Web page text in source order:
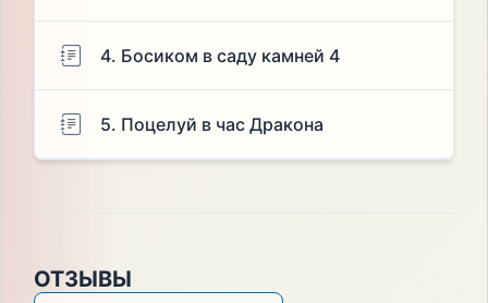
4. Босиком в саду камней 4
5. Поцелуй в час Дракона
ОТЗЫВЫ